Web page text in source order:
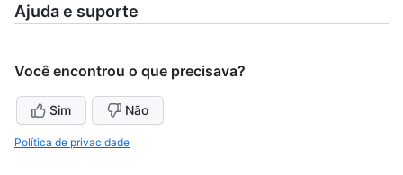
Ajuda e suporte
Você encontrou o que precisava?
Sim Não
Política de privacidade